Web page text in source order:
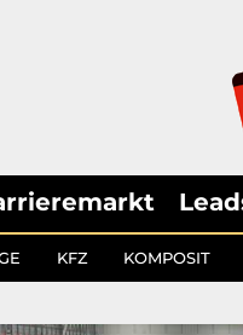
KFZ KOMPOSIT